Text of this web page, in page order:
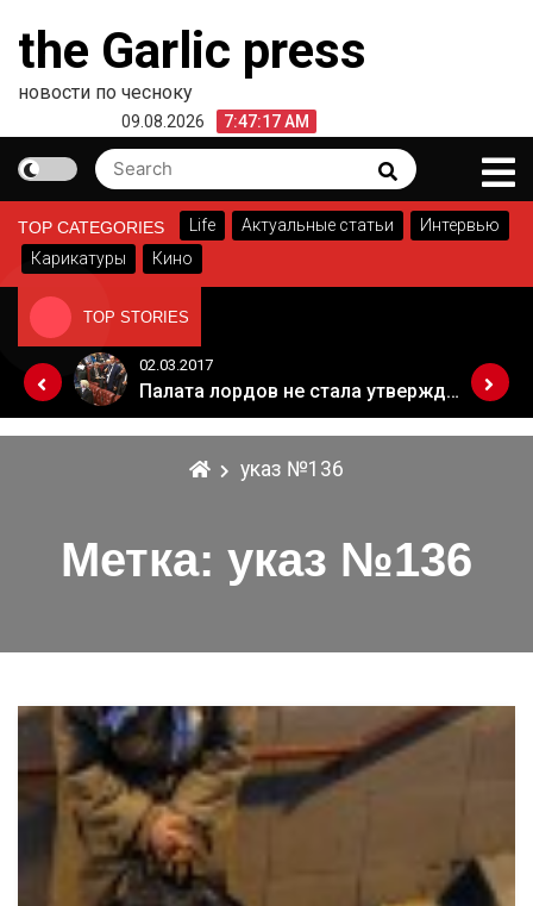
content
the Garlic press
новости по чесноку
09.08.2026 7:47:17 AM
Search
for:
Search
TOP CATEGORIES Life Актуальные статьи
Интервью
Карикатуры
Кино
TOP STORIES
Когда Россия разрешит полеты в Грузию. Позиция Кремля
02.03.2017
Палата лордов не стала утверждать законопроект о "брексите"
указ №136
Метка: указ №136